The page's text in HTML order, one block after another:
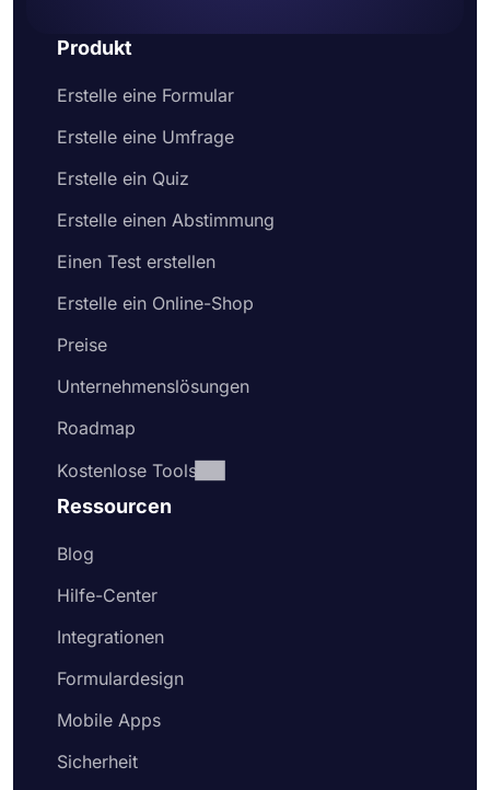
Produkt
Erstelle eine Formular
Erstelle eine Umfrage
Erstelle ein Quiz
Erstelle einen Abstimmung
Einen Test erstellen
Erstelle ein Online-Shop
Preise
Unternehmenslösungen
Roadmap
Kostenlose Tools
Ressourcen
Blog
Hilfe-Center
Integrationen
Formulardesign
Mobile Apps
Sicherheit